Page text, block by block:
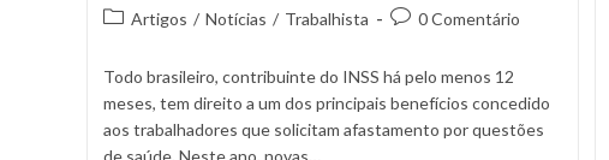
Artigos / Notícias / Trabalhista 0 Comentário
Todo brasileiro, contribuinte do INSS há pelo menos 12
meses, tem direito a um dos principais benefícios concedido
aos trabalhadores que solicitam afastamento por questões